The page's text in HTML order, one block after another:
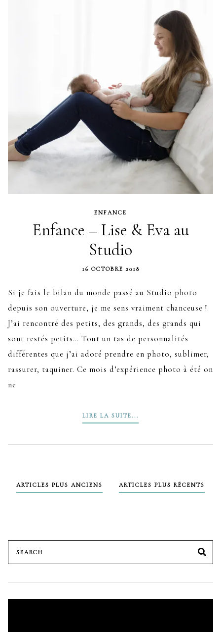
ENFANCE
Enfance – Lise & Eva au
Studio
16 OCTOBRE 2018
Si je fais le bilan du monde passé au Studio photo
depuis son ouverture, je me sens vraiment chanceuse !
J’ai rencontré des petits, des grands, des grands qui
sont restés petits… Tout un tas de personnalités
différentes que j’ai adoré prendre en photo, sublimer,
rassurer, taquiner. Ce mois d’expérience photo à été on
ne
LIRE LA SUITE...
Navigation
ARTICLES PLUS ANCIENS ARTICLES PLUS RÉCENTS
for: